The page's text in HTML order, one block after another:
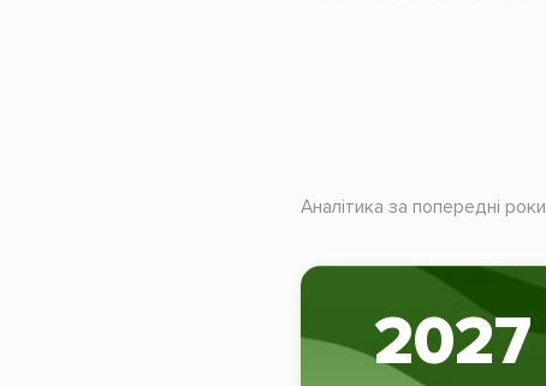
Аналітика за попередні роки
2027